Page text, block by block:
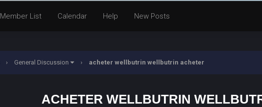
Member List Calendar Help New Posts
› General Discussion › acheter wellbutrin wellbutrin acheter
ACHETER WELLBUTRIN